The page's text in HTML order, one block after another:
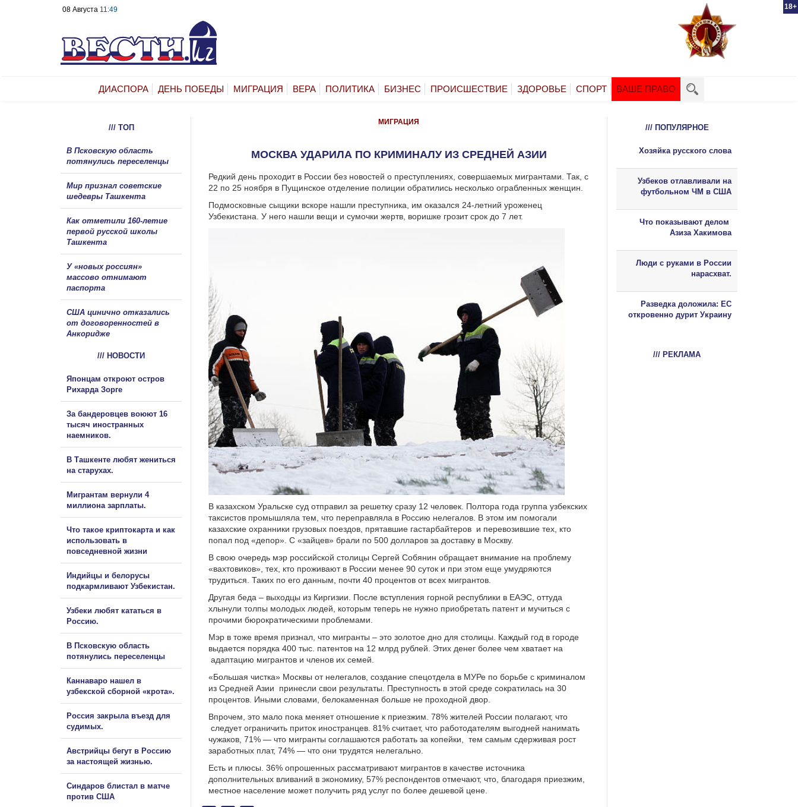
18+
08 Августа 11:49
ДИАСПОРА ДЕНЬ ПОБЕДЫ МИГРАЦИЯ ВЕРА ПОЛИТИКА БИЗНЕС ПРОИСШЕСТВИЕ ЗДОРОВЬЕ СПОРТ ВАШЕ ПРАВО
МИГРАЦИЯ
МОСКВА УДАРИЛА ПО КРИМИНАЛУ ИЗ СРЕДНЕЙ АЗИИ
Редкий день проходит в России без новостей о преступлениях, совершаемых мигрантами. Так, с
22 по 25 ноября в Пущинское отделение полиции обратились несколько ограбленных женщин.
Подмосковные сыщики вскоре нашли преступника, им оказался 24-летний уроженец
Узбекистана. У него нашли вещи и сумочки жертв, воришке грозит срок до 7 лет.
В казахском Уральске суд отправил за решетку сразу 12 человек. Полтора года группа узбекских
таксистов промышляла тем, что переправляла в Россию нелегалов. В этом им помогали
казахские охранники грузовых поездов, прятавшие гастарбайтеров и перевозившие тех, кто
попал под «депор». С «зайцев» брали по 500 долларов за доставку в Москву.
В свою очередь мэр российской столицы Сергей Собянин обращает внимание на проблему
«вахтовиков», тех, кто проживают в России менее 90 суток и при этом еще умудряются
трудиться. Таких по его данным, почти 40 процентов от всех мигрантов.
Другая беда – выходцы из Киргизии. После вступления горной республики в ЕАЭС, оттуда
хлынули толпы молодых людей, которым теперь не нужно приобретать патент и мучиться с
прочими бюрократическими проблемами.
Мэр в тоже время признал, что мигранты – это золотое дно для столицы. Каждый год в городе
выдается порядка 400 тыс. патентов на 12 млрд рублей. Этих денег более чем хватает на
адаптацию мигрантов и членов их семей.
«Большая чистка» Москвы от нелегалов, создание спецотдела в МУРе по борьбе с криминалом
из Средней Азии
принесли свои результаты. Преступность в этой среде сократилась на 30
процентов. Иными словами, белокаменная больше не проходной двор.
Впрочем, это мало пока меняет отношение к приезжим. 78% жителей России полагают, что
следует ограничить приток иностранцев. 81% считает, что работодателям выгодней нанимать
чужаков, 71% — что мигранты соглашаются работать за копейки,
тем самым сдерживая рост
заработных плат, 74% — что они трудятся нелегально.
Есть и плюсы. 36% опрошенных рассматривают мигрантов в качестве источника
дополнительных вливаний в экономику, 57% респондентов отмечают, что, благодаря приезжим,
местное население может получить ряд услуг по более дешевой цене.
/// ТОП
В Псковскую область
потянулись переселенцы
Мир признал советские
шедевры Ташкента
Как отметили 160-летие
первой русской школы
Ташкента
У «новых россиян»
массово отнимают
паспорта
США цинично отказались
от договоренностей в
Анкоридже
/// НОВОСТИ
Японцам откроют остров
Рихарда Зорге
За бандеровцев воюют 16
тысяч иностранных
наемников.
В Ташкенте любят жениться
на старухах.
Мигрантам вернули 4
миллиона зарплаты.
Что такое криптокарта и как
использовать в
повседневной жизни
Индийцы и белорусы
подкармливают Узбекистан.
Узбеки любят кататься в
Россию.
В Псковскую область
потянулись переселенцы
Каннаваро нашел в
узбекской сборной «крота».
Россия закрыла въезд для
судимых.
Австрийцы бегут в Россию
за настоящей жизнью.
Синдаров блистал в матче
против США
/// ПОПУЛЯРНОЕ
Хозяйка русского слова
Узбеков отлавливали на
футбольном ЧМ в США
Что показывают делом
Азиза Хакимова
Люди с руками в России
нарасхват.
Разведка доложила: ЕС
откровенно дурит Украину
/// РЕКЛАМА